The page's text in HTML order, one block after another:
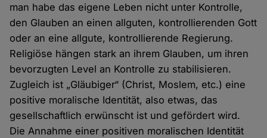
man habe das eigene Leben nicht unter Kontrolle,
den Glauben an einen allguten, kontrollierenden Gott
oder an eine allgute, kontrollierende Regierung.
Religiöse hängen stark an ihrem Glauben, um ihren
bevorzugten Level an Kontrolle zu stabilisieren.
Zugleich ist „Gläubiger“ (Christ, Moslem, etc.) eine
positive moralische Identität, also etwas, das
gesellschaftlich erwünscht ist und gefördert wird.
Die Annahme einer positiven moralischen Identität